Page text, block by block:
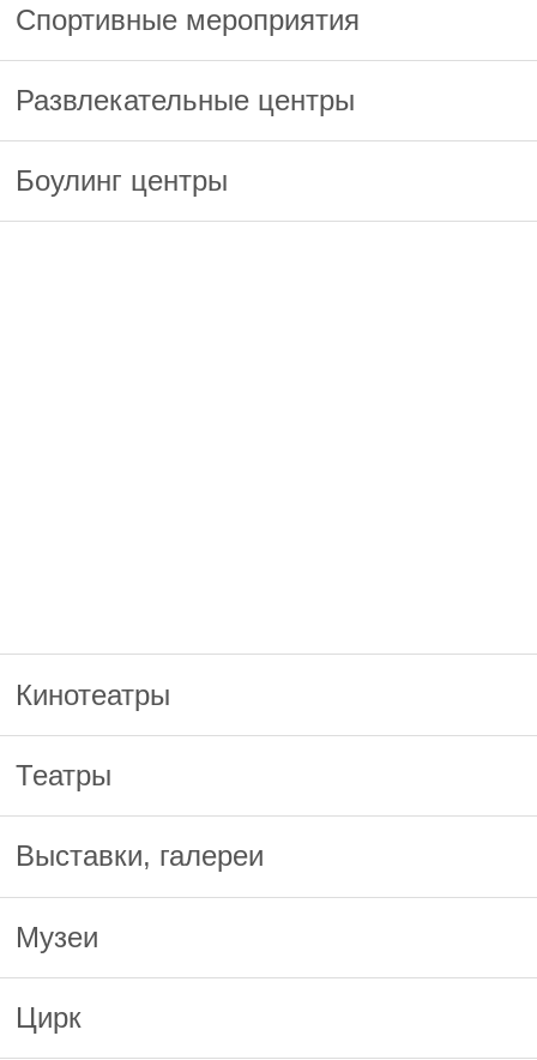
Спортивные мероприятия
Развлекательные центры
Боулинг центры
Кинотеатры
Театры
Выставки, галереи
Музеи
Цирк